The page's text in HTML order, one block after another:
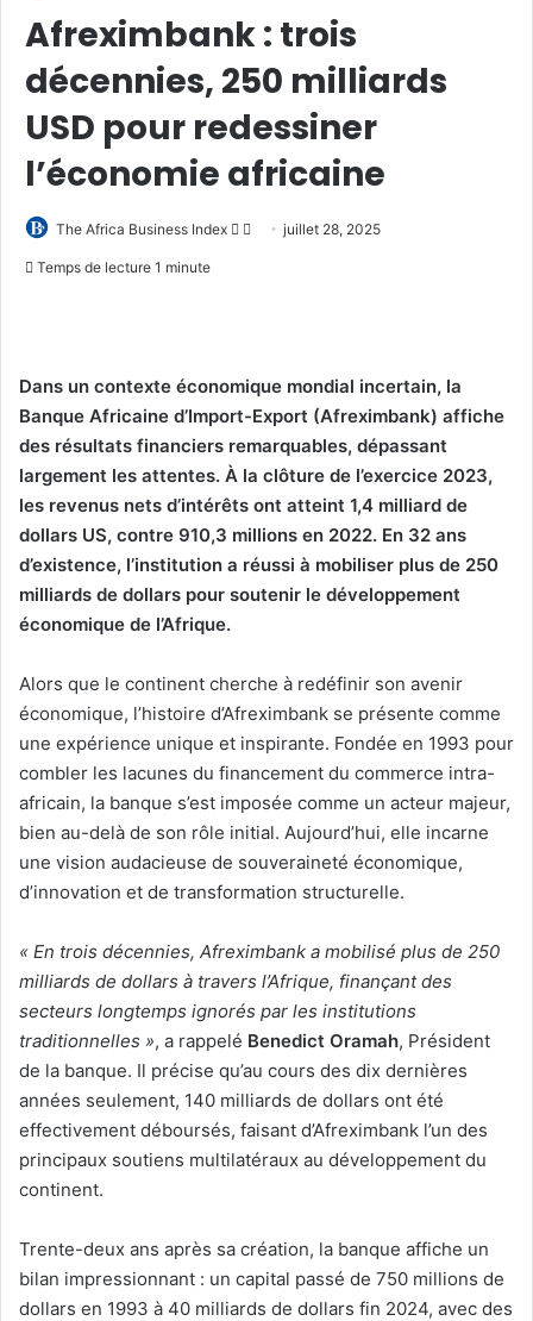
Afreximbank : trois
décennies, 250 milliards
USD pour redessiner
l’économie africaine
The Africa Business Index
Follow
Envoyerjuillet 28, 2025
Temps de lecture 1 minute
Dans un contexte économique mondial incertain, la
Banque Africaine d’Import-Export (Afreximbank) affiche
des résultats financiers remarquables, dépassant
largement les attentes. À la clôture de l’exercice 2023,
les revenus nets d’intérêts ont atteint 1,4 milliard de
dollars US, contre 910,3 millions en 2022. En 32 ans
d’existence, l’institution a réussi à mobiliser plus de 250
milliards de dollars pour soutenir le développement
économique de l’Afrique.
Alors que le continent cherche à redéfinir son avenir
économique, l’histoire d’Afreximbank se présente comme
une expérience unique et inspirante. Fondée en 1993 pour
combler les lacunes du financement du commerce intra-
africain, la banque s’est imposée comme un acteur majeur,
bien au-delà de son rôle initial. Aujourd’hui, elle incarne
une vision audacieuse de souveraineté économique,
d’innovation et de transformation structurelle.
« En trois décennies, Afreximbank a mobilisé plus de 250
milliards de dollars à travers l’Afrique, finançant des
secteurs longtemps ignorés par les institutions
traditionnelles », a rappelé Benedict Oramah, Président
de la banque. Il précise qu’au cours des dix dernières
années seulement, 140 milliards de dollars ont été
effectivement déboursés, faisant d’Afreximbank l’un des
principaux soutiens multilatéraux au développement du
continent.
Trente-deux ans après sa création, la banque affiche un
bilan impressionnant : un capital passé de 750 millions de
dollars en 1993 à 40 milliards de dollars fin 2024, avec des